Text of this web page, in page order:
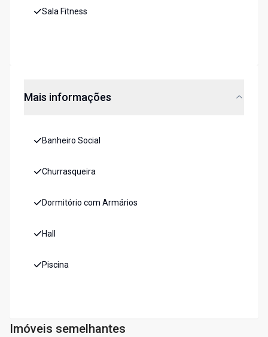
Sala Fitness
Mais informações
Banheiro Social
Churrasqueira
Dormitório com Armários
Hall
Piscina
Imóveis semelhantes